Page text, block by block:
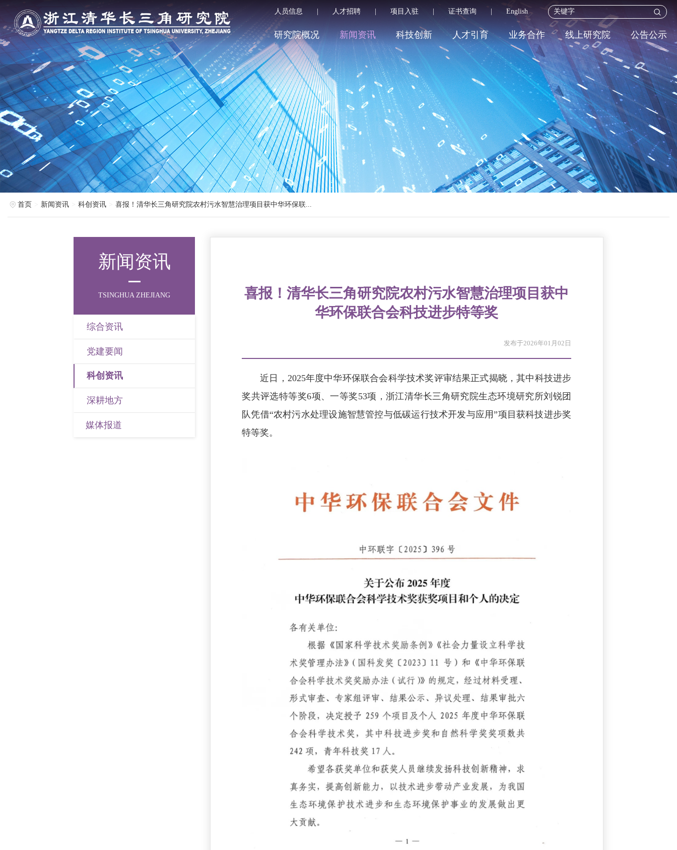
人员信息 人才招聘 项目入驻 证书查询 English
研究院概况 新闻资讯 科技创新 人才引育 业务合作 线上研究院 公告公示
首页 新闻资讯 科创资讯 喜报！清华长三角研究院农村污水智慧治理项目获中华环保联...
新闻资讯
TSINGHUA ZHEJIANG
综合资讯
党建要闻
科创资讯
深耕地方
媒体报道
喜报！清华长三角研究院农村污水智慧治理项目获中
华环保联合会科技进步特等奖
发布于2026年01月02日
近日，2025年度中华环保联合会科学技术奖评审结果正式揭晓，其中科技进步
奖共评选特等奖6项、一等奖53项，浙江清华长三角研究院生态环境研究所刘锐团
队凭借“农村污水处理设施智慧管控与低碳运行技术开发与应用”项目获科技进步奖
特等奖。